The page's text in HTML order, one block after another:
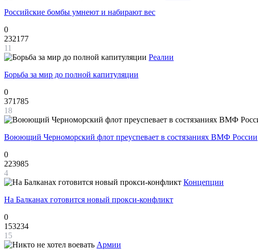
Российские бомбы умнеют и набирают вес
0
232177
11
Реалии
Борьба за мир до полной капитуляции
0
371785
18
Воюющий Черноморский флот преуспевает в состязаниях ВМФ России
0
223985
4
Концепции
На Балканах готовится новый прокси-конфликт
0
153234
15
Армии